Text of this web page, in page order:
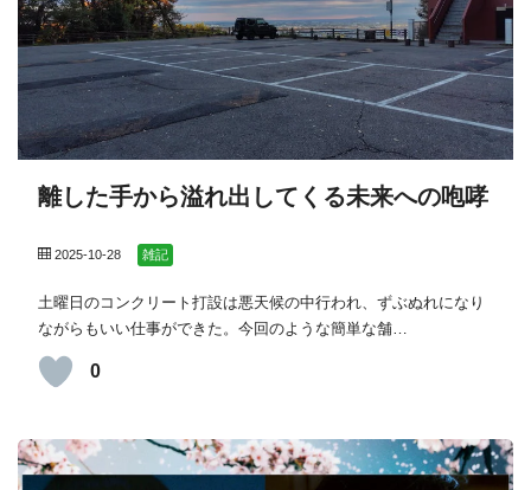
離した手から溢れ出してくる未来への咆哮
2025-10-28 雑記
土曜日のコンクリート打設は悪天候の中行われ、ずぶぬれになり
ながらもいい仕事ができた。今回のような簡単な舗…
0